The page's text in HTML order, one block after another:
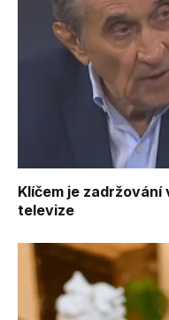
Klíčem je
televize